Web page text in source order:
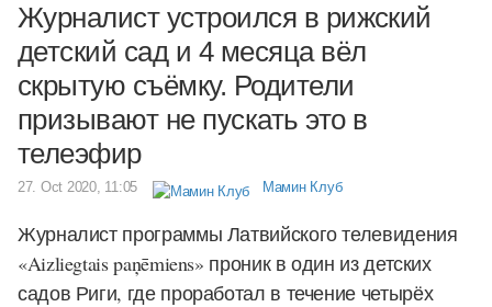
Журналист устроился в рижский
детский сад и 4 месяца вёл
скрытую съёмку. Родители
призывают не пускать это в
телеэфир
27. Oct 2020, 11:05 Мамин Клуб
Журналист программы Латвийского телевидения
«Aizliegtais paņēmiens» проник в один из детских
садов Риги, где проработал в течение четырёх